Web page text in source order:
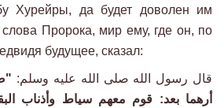
Хурейры, да будет доволен им
Пророка, мир ему, где он, по
будущее, сказал:
قال رسول الله صلى الله عليه وسلم:
أرهما بعد: قوم معهم سياط وأذناب